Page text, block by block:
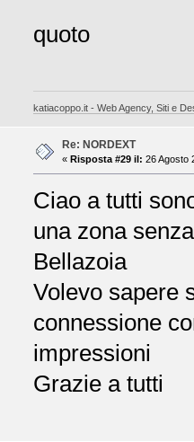
quoto
katiacoppo.it - Web Agency, Siti e
Re: NORDEXT
« Risposta #29 il: 26 Agosto
Ciao a tutti
una zona
Bellazoia
Volevo sapere
connessione
impressioni
Grazie a tutti